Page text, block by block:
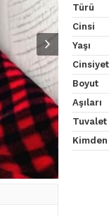
Türü
Cinsi
Yaşı
Boyut
Aşıları
Tuvalet
Kimden